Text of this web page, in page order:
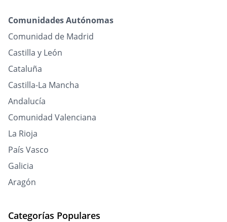
Comunidades Autónomas
Comunidad de Madrid
Castilla y León
Cataluña
Castilla-La Mancha
Andalucía
Comunidad Valenciana
La Rioja
País Vasco
Galicia
Aragón
Categorías Populares